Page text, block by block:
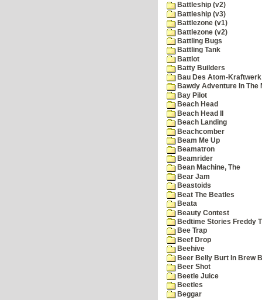
Battleship (v2)
Battleship (v3)
Battlezone (v1)
Battlezone (v2)
Battling Bugs
Battling Tank
Battlot
Batty Builders
Bau Des Atom-Kraftwerk
Bawdy Adventure In The
Bay Pilot
Beach Head
Beach Head II
Beach Landing
Beachcomber
Beam Me Up
Beamatron
Beamrider
Bean Machine, The
Bear Jam
Beastoids
Beat The Beatles
Beata
Beauty Contest
Bedtime Stories Freddy
Bee Trap
Beef Drop
Beehive
Beer Belly Burt In Brew
Beer Shot
Beetle Juice
Beetles
Beggar